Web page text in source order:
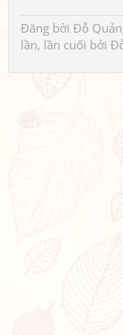
Đăng bởi Đỗ
lần, lần cuối bởi